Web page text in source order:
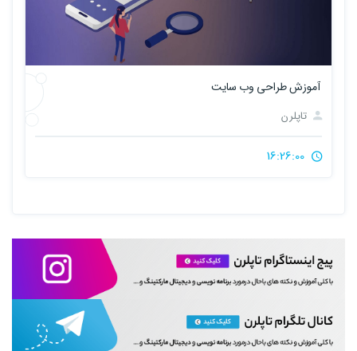
آموزش طراحی وب سایت
تاپلرن